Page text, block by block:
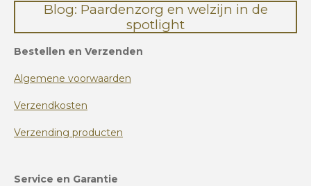
Blog: Paardenzorg en welzijn in de
spotlight
Bestellen en Verzenden
Algemene voorwaarden
Verzendkosten
Verzending producten
Service en Garantie